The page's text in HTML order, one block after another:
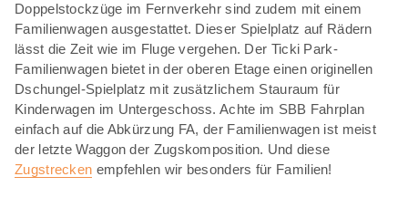
Doppelstockzüge im Fernverkehr sind zudem mit einem
Familienwagen ausgestattet. Dieser Spielplatz auf Rädern
lässt die Zeit wie im Fluge vergehen. Der Ticki Park-
Familienwagen bietet in der oberen Etage einen originellen
Dschungel-Spielplatz mit zusätzlichem Stauraum für
Kinderwagen im Untergeschoss. Achte im SBB Fahrplan
einfach auf die Abkürzung FA, der Familienwagen ist meist
der letzte Waggon der Zugskomposition. Und diese
Zugstrecken empfehlen wir besonders für Familien!